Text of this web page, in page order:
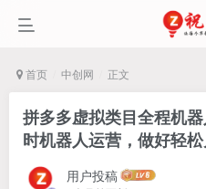
首页 中创网 正文
拼多多虚拟类目全程机
时机器人运营，做好轻
用户投稿